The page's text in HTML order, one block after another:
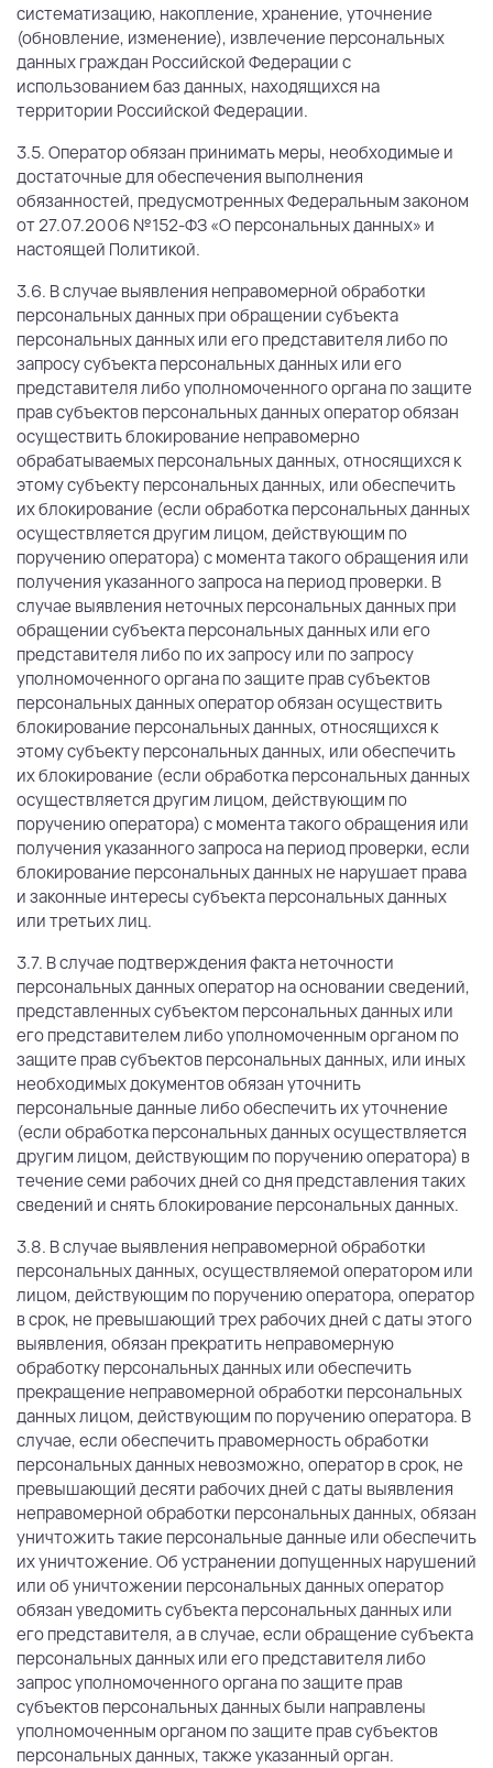
систематизацию, накопление, хранение, уточнение
(обновление, изменение), извлечение персональных
данных граждан Российской Федерации с
использованием баз данных, находящихся на
территории Российской Федерации.
3.5. Оператор обязан принимать меры, необходимые и
достаточные для обеспечения выполнения
обязанностей, предусмотренных Федеральным законом
от 27.07.2006 №152-ФЗ «О персональных данных» и
настоящей Политикой.
3.6. В случае выявления неправомерной обработки
персональных данных при обращении субъекта
персональных данных или его представителя либо по
запросу субъекта персональных данных или его
представителя либо уполномоченного органа по защите
прав субъектов персональных данных оператор обязан
осуществить блокирование неправомерно
обрабатываемых персональных данных, относящихся к
этому субъекту персональных данных, или обеспечить
их блокирование (если обработка персональных данных
осуществляется другим лицом, действующим по
поручению оператора) с момента такого обращения или
получения указанного запроса на период проверки. В
случае выявления неточных персональных данных при
обращении субъекта персональных данных или его
представителя либо по их запросу или по запросу
уполномоченного органа по защите прав субъектов
персональных данных оператор обязан осуществить
блокирование персональных данных, относящихся к
этому субъекту персональных данных, или обеспечить
их блокирование (если обработка персональных данных
осуществляется другим лицом, действующим по
поручению оператора) с момента такого обращения или
получения указанного запроса на период проверки, если
блокирование персональных данных не нарушает права
и законные интересы субъекта персональных данных
или третьих лиц.
3.7. В случае подтверждения факта неточности
персональных данных оператор на основании сведений,
представленных субъектом персональных данных или
его представителем либо уполномоченным органом по
защите прав субъектов персональных данных, или иных
необходимых документов обязан уточнить
персональные данные либо обеспечить их уточнение
(если обработка персональных данных осуществляется
другим лицом, действующим по поручению оператора) в
течение семи рабочих дней со дня представления таких
сведений и снять блокирование персональных данных.
3.8. В случае выявления неправомерной обработки
персональных данных, осуществляемой оператором или
лицом, действующим по поручению оператора, оператор
в срок, не превышающий трех рабочих дней с даты этого
выявления, обязан прекратить неправомерную
обработку персональных данных или обеспечить
прекращение неправомерной обработки персональных
данных лицом, действующим по поручению оператора. В
случае, если обеспечить правомерность обработки
персональных данных невозможно, оператор в срок, не
превышающий десяти рабочих дней с даты выявления
неправомерной обработки персональных данных, обязан
уничтожить такие персональные данные или обеспечить
их уничтожение. Об устранении допущенных нарушений
или об уничтожении персональных данных оператор
обязан уведомить субъекта персональных данных или
его представителя, а в случае, если обращение субъекта
персональных данных или его представителя либо
запрос уполномоченного органа по защите прав
субъектов персональных данных были направлены
уполномоченным органом по защите прав субъектов
персональных данных, также указанный орган.